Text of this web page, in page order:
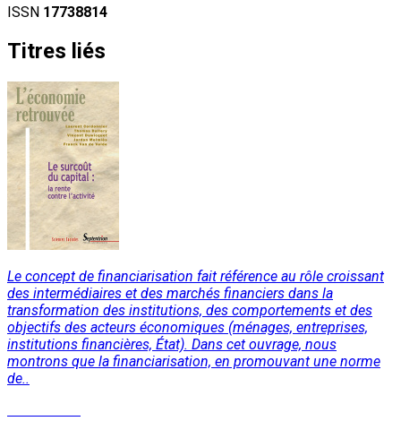
ISSN 17738814
Titres liés
Le concept de financiarisation fait référence au rôle croissant
des intermédiaires et des marchés financiers dans la
transformation des institutions, des comportements et des
objectifs des acteurs économiques (ménages, entreprises,
institutions financières, État). Dans cet ouvrage, nous
montrons que la financiarisation, en promouvant une norme
de..